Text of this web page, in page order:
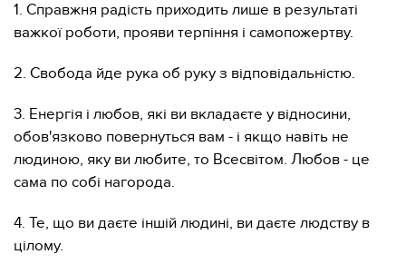
1. Справжня радість приходить лише в результаті
важкої роботи, прояви терпіння і самопожертву.
2. Свобода йде рука об руку з відповідальністю.
3. Енергія і любов, які ви вкладаєте у відносини,
обов'язково повернуться вам - і якщо навіть не
людиною, яку ви любите, то Всесвітом. Любов - це
сама по собі нагорода.
4. Те, що ви даєте іншій людині, ви даєте людству в
цілому.